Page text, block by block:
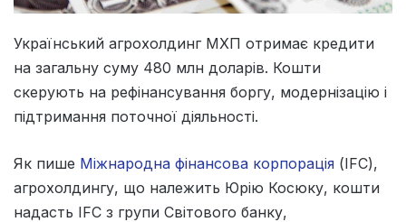
Український агрохолдинг МХП отримає кредити
на загальну суму 480 млн доларів. Кошти
скерують на рефінансування боргу, модернізацію і
підтримання поточної діяльності.
Як пише Міжнародна фінансова корпорація (IFC),
агрохолдингу, що належить Юрію Косюку, кошти
надасть IFC з групи Світового банку,